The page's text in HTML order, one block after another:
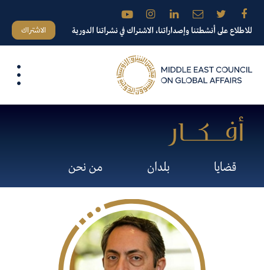
للاطلاع على أنشطتنا وإصداراتنا، الاشتراك في نشراتنا الدورية الاشتراك
قضايا بلدان من نحن